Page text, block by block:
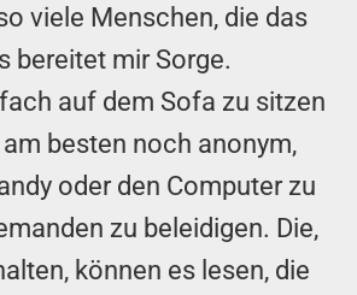
viele Menschen, die das
bereitet mir Sorge.
auf dem Sofa zu sitzen
besten noch anonym,
oder den Computer zu
zu beleidigen. Die,
können es lesen, die